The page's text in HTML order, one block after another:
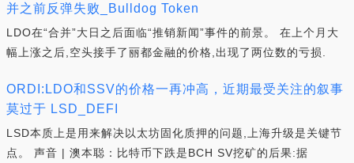
并之前反弹失败_Bulldog Token
LDO在“合并”大日之后面临“推销新闻”事件的前景。 在上个月大
幅上涨之后,空头接手了丽都金融的价格,出现了两位数的亏损.
ORDI:LDO和SSV的价格一再冲高，近期最受关注的叙事
莫过于 LSD_DEFI
LSD本质上是用来解决以太坊固化质押的问题,上海升级是关键节
点。 声音 | 澳本聪：比特币下跌是BCH SV挖矿的后果:据